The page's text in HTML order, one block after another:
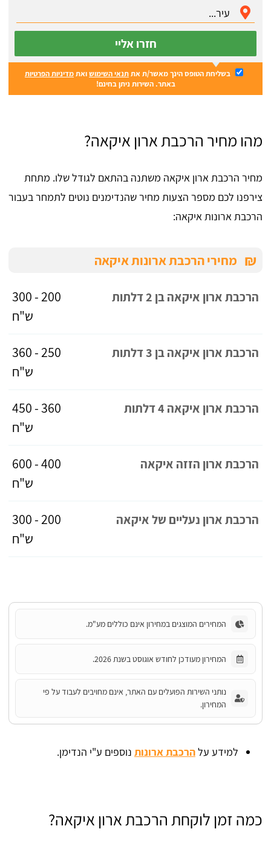
חזרו אליי
בשליחת הטופס הינך מאשר/ת אתתנאי השימושואתמדיניות הפרטיות
באתר. השירות ניתן בחינם!
מהו מחיר הרכבת ארון איקאה?
מחיר הרכבת ארון איקאה משתנה בהתאם לגודל שלו. מתחת
צירפנו לכם מספר הצעות מחיר שהנדימנים נוטים לתמחר בעבור
הרכבת ארונות איקאה:
₪ מחירי הרכבת ארונות איקאה
הרכבת ארון איקאה בן 2 דלתות
200 - 300
ש"ח
הרכבת ארון איקאה בן 3 דלתות
250 - 360
ש"ח
הרכבת ארון איקאה 4 דלתות
360 - 450
ש"ח
הרכבת ארון הזזה איקאה
400 - 600
ש"ח
הרכבת ארון נעליים של איקאה
200 - 300
ש"ח
המחירים המוצגים במחירון אינם כוללים מע"מ.
המחירון מעודכן לחודש אוגוסט בשנת 2026.
נותני השירות הפועלים עם האתר, אינם מחויבים לעבוד על פי
המחירון.
למידע עלהרכבת ארונות נוספים ע"י הנדימן.
כמה זמן לוקחת הרכבת ארון איקאה?